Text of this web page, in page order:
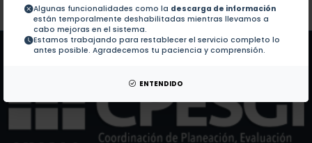
Algunas funcionalidades como la descarga de información
están temporalmente deshabilitadas mientras llevamos a
cabo mejoras en el sistema.
Estamos trabajando para restablecer el servicio completo lo
antes posible. Agradecemos tu paciencia y comprensión.
ENTENDIDO
Patentes: No hay patentes de este autor.